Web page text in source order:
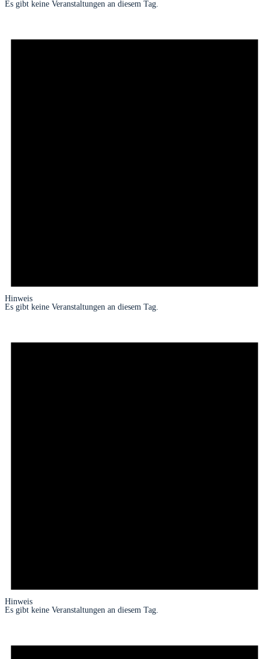
Es gibt keine Veranstaltungen an diesem Tag.
Hinweis
Es gibt keine Veranstaltungen an diesem Tag.
Hinweis
Es gibt keine Veranstaltungen an diesem Tag.